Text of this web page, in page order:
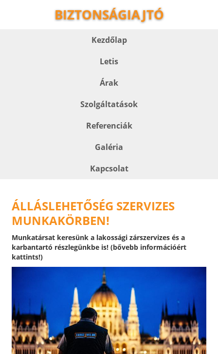
BIZTONSÁGIAJTÓ
Kezdőlap
Letis
Árak
Szolgáltatások
Referenciák
Galéria
Kapcsolat
ÁLLÁSLEHETŐSÉG SZERVIZES
MUNKAKÖRBEN!
Munkatársat keresünk a lakossági zárszervizes és a
karbantartó részlegünkbe is! (bővebb információért
kattints!)